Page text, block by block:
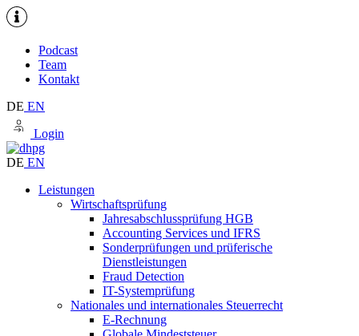
Podcast
Team
Kontakt
DE EN
Login
DE EN
Leistungen
Wirtschaftsprüfung
Jahresabschlussprüfung HGB
Accounting Services und IFRS
Sonderprüfungen und prüferische
Dienstleistungen
Fraud Detection
IT-Systemprüfung
Nationales und internationales Steuerrecht
E-Rechnung